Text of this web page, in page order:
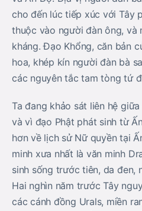
cho đến lúc tiếp xúc với Tây
thuộc vào người đàn ông, và
kháng. Ðạo Khổng, căn bản
hoa, khép kín người đàn bà
các nguyên tắc tam tòng tứ
Ta đang khảo sát liên hệ
và vì đạo Phật phát sinh từ
hơn về lịch sử Nữ quyền tại
minh xưa nhất là văn minh
sinh sống trước tiên, da đen,
Hai nghìn năm trước Tây
các cánh đồng Urals, miền